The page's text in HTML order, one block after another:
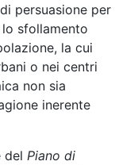
persuasione per
sfollamento
la cui
o nei centri
non sia
inerente
del Piano di